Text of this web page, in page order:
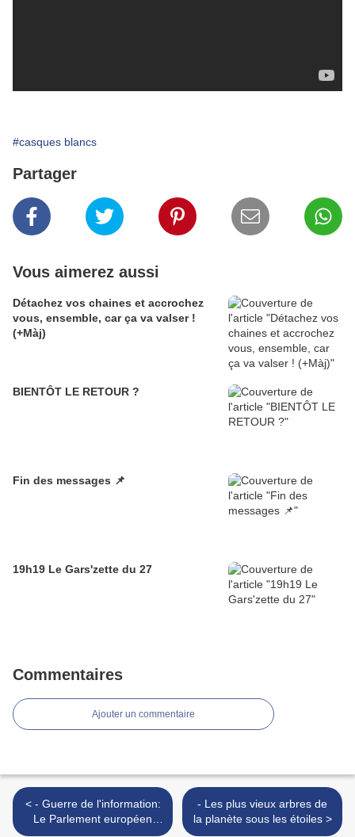
#casques blancs
Partager
Vous aimerez aussi
Détachez vos chaines et accrochez
vous, ensemble, car ça va valser !
(+Màj)
BIENTÔT LE RETOUR ?
Fin des messages 📌
19h19 Le Gars'zette du 27
Commentaires
Ajouter un commentaire
< - Guerre de l'information:
Le Parlement européen
adopte une résolution pour
- Les plus vieux arbres de
la planète sous les étoiles >